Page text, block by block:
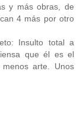
y más obras, de
4 más por otro
Insulto total a
que él es el
arte. Unos